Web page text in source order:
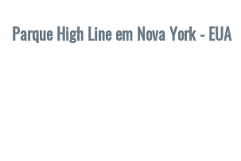
Parque High Line em Nova York - EUA